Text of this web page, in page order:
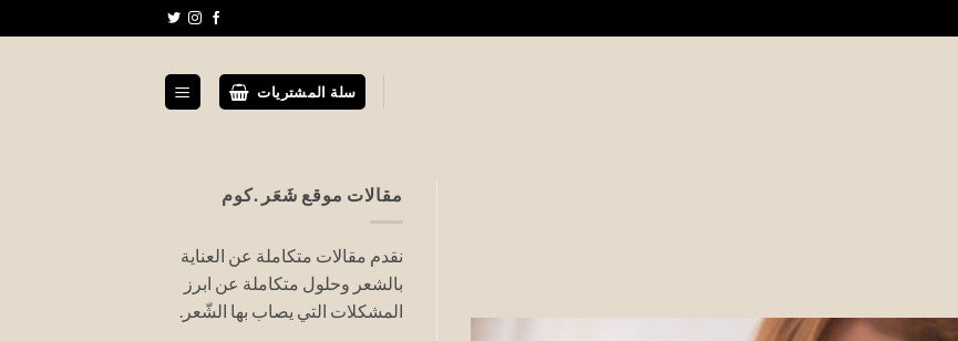
سلة المشتريات
مقالات موقع شَعَر .كوم
نقدم مقالات متكاملة عن العناية
بالشعر وحلول متكاملة عن ابرز
المشكلات التي يصاب بها الشّعر.